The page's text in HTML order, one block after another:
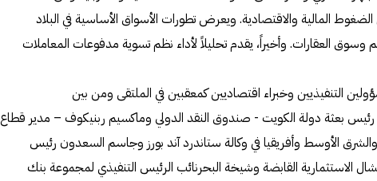
المالية والاقتصادية. ويعرض تطورات الأسواق الأساسية في البلاد
وسوق العقارات. وأخيراً، يقدم تحليلاً لأداء نظم تسوية مدفوعات المعاملات
التنفيذيين وخبراء اقتصاديين كمعقبين في الملتقى ومن بين
– رئيس بعثة دولة الكويت - صندوق النقد الدولي وماكسيم ربنيكوف – مدير قطاع
الأوسط وأفريقيا في وكالة ستاندرد آند بورز وجاسم السعدون رئيس
الاستثمارية القابضة وشيخة البحرنائب الرئيس التنفيذي لمجموعة بنك